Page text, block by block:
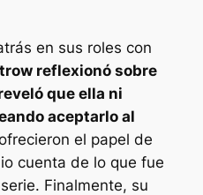
en sus roles con
reflexionó sobre
que ella ni
aceptarlo al
el papel de
cuenta de lo que fue
Finalmente, su